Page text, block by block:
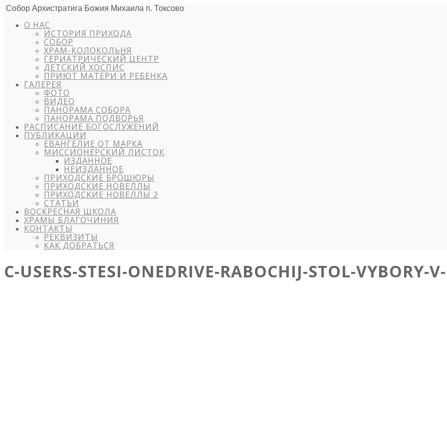
Собор Архистратига Божия Михаила п. Токсово
О НАС
ИСТОРИЯ ПРИХОДА
СОБОР
ХРАМ-КОЛОКОЛЬНЯ
ГЕРИАТРИЧЕСКИЙ ЦЕНТР
ДЕТСКИЙ ХОСПИС
ПРИЮТ МАТЕРИ И РЕБЕНКА
ГАЛЕРЕЯ
ФОТО
ВИДЕО
ПАНОРАМА СОБОРА
ПАНОРАМА ПОДВОРЬЯ
РАСПИСАНИЕ БОГОСЛУЖЕНИЙ
ПУБЛИКАЦИИ
ЕВАНГЕЛИЕ ОТ МАРКА
МИССИОНЕРСКИЙ ЛИСТОК
ИЗДАННОЕ
НЕИЗДАННОЕ
ПРИХОДСКИЕ БРОШЮРЫ
ПРИХОДСКИЕ НОВЕЛЛЫ
ПРИХОДСКИЕ НОВЕЛЛЫ 2
СТАТЬИ
ВОСКРЕСНАЯ ШКОЛА
ХРАМЫ БЛАГОЧИНИЯ
КОНТАКТЫ
РЕКВИЗИТЫ
КАК ДОБРАТЬСЯ
C-USERS-STESI-ONEDRIVE-RABOCHIJ-STOL-VYBORY-